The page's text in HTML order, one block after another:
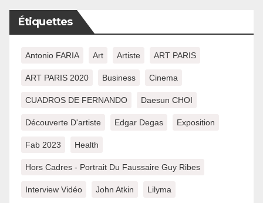
Étiquettes
Antonio FARIA Art Artiste ART PARIS
ART PARIS 2020 Business Cinema
CUADROS DE FERNANDO Daesun CHOI
Découverte D'artiste Edgar Degas Exposition
Fab 2023 Health
Hors Cadres - Portrait Du Faussaire Guy Ribes
Interview Vidéo John Atkin Lilyma